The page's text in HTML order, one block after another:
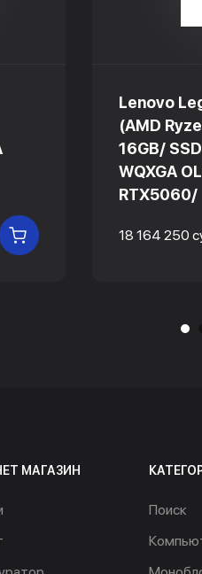
В КОРЗИНУ
Lenovo
(AMD
16GB/
WQXGA
RTX5060/
18 164 250
МАГАЗИН
Поиск